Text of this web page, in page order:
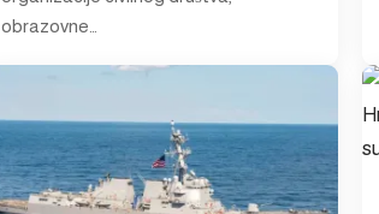
obrazovne…